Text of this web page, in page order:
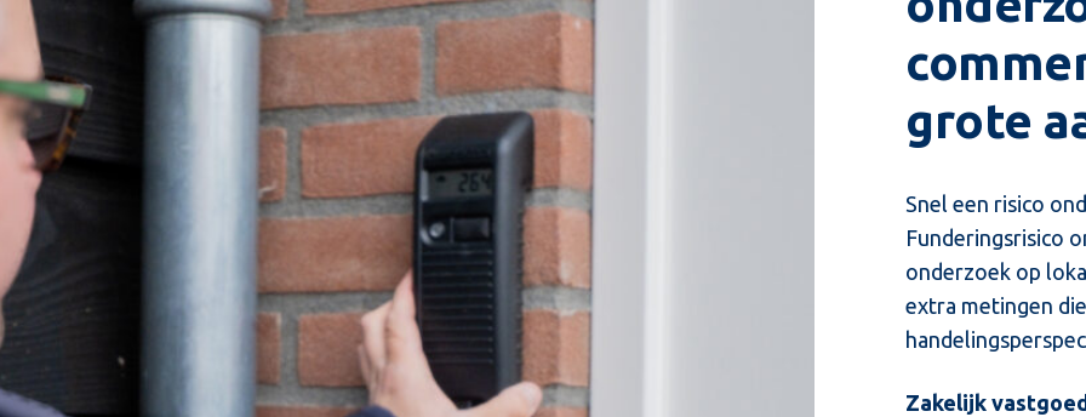
grote
Snel een risico
Funderingsrisico
onderzoek op
extra metingen
Zakelijk